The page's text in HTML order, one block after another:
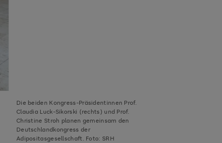
Die beiden Kongress-Präsidentinnen Prof.
Claudia Luck-Sikorski (rechts) und Prof.
Christine Stroh planen gemeinsam den
Deutschlandkongress der
Adipositasgesellschaft. Foto: SRH